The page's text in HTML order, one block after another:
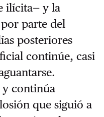
ilícita— y la
parte del
posteriores
continúe, casi
y continúa
que siguió a